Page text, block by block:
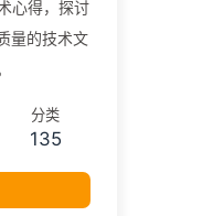
心得，探讨
量的技术文
分类
135